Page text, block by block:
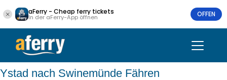
aFerry - Cheap ferry tickets
In der aFerry-App öffnen OFFEN
Ystad nach Swinemünde Fähren